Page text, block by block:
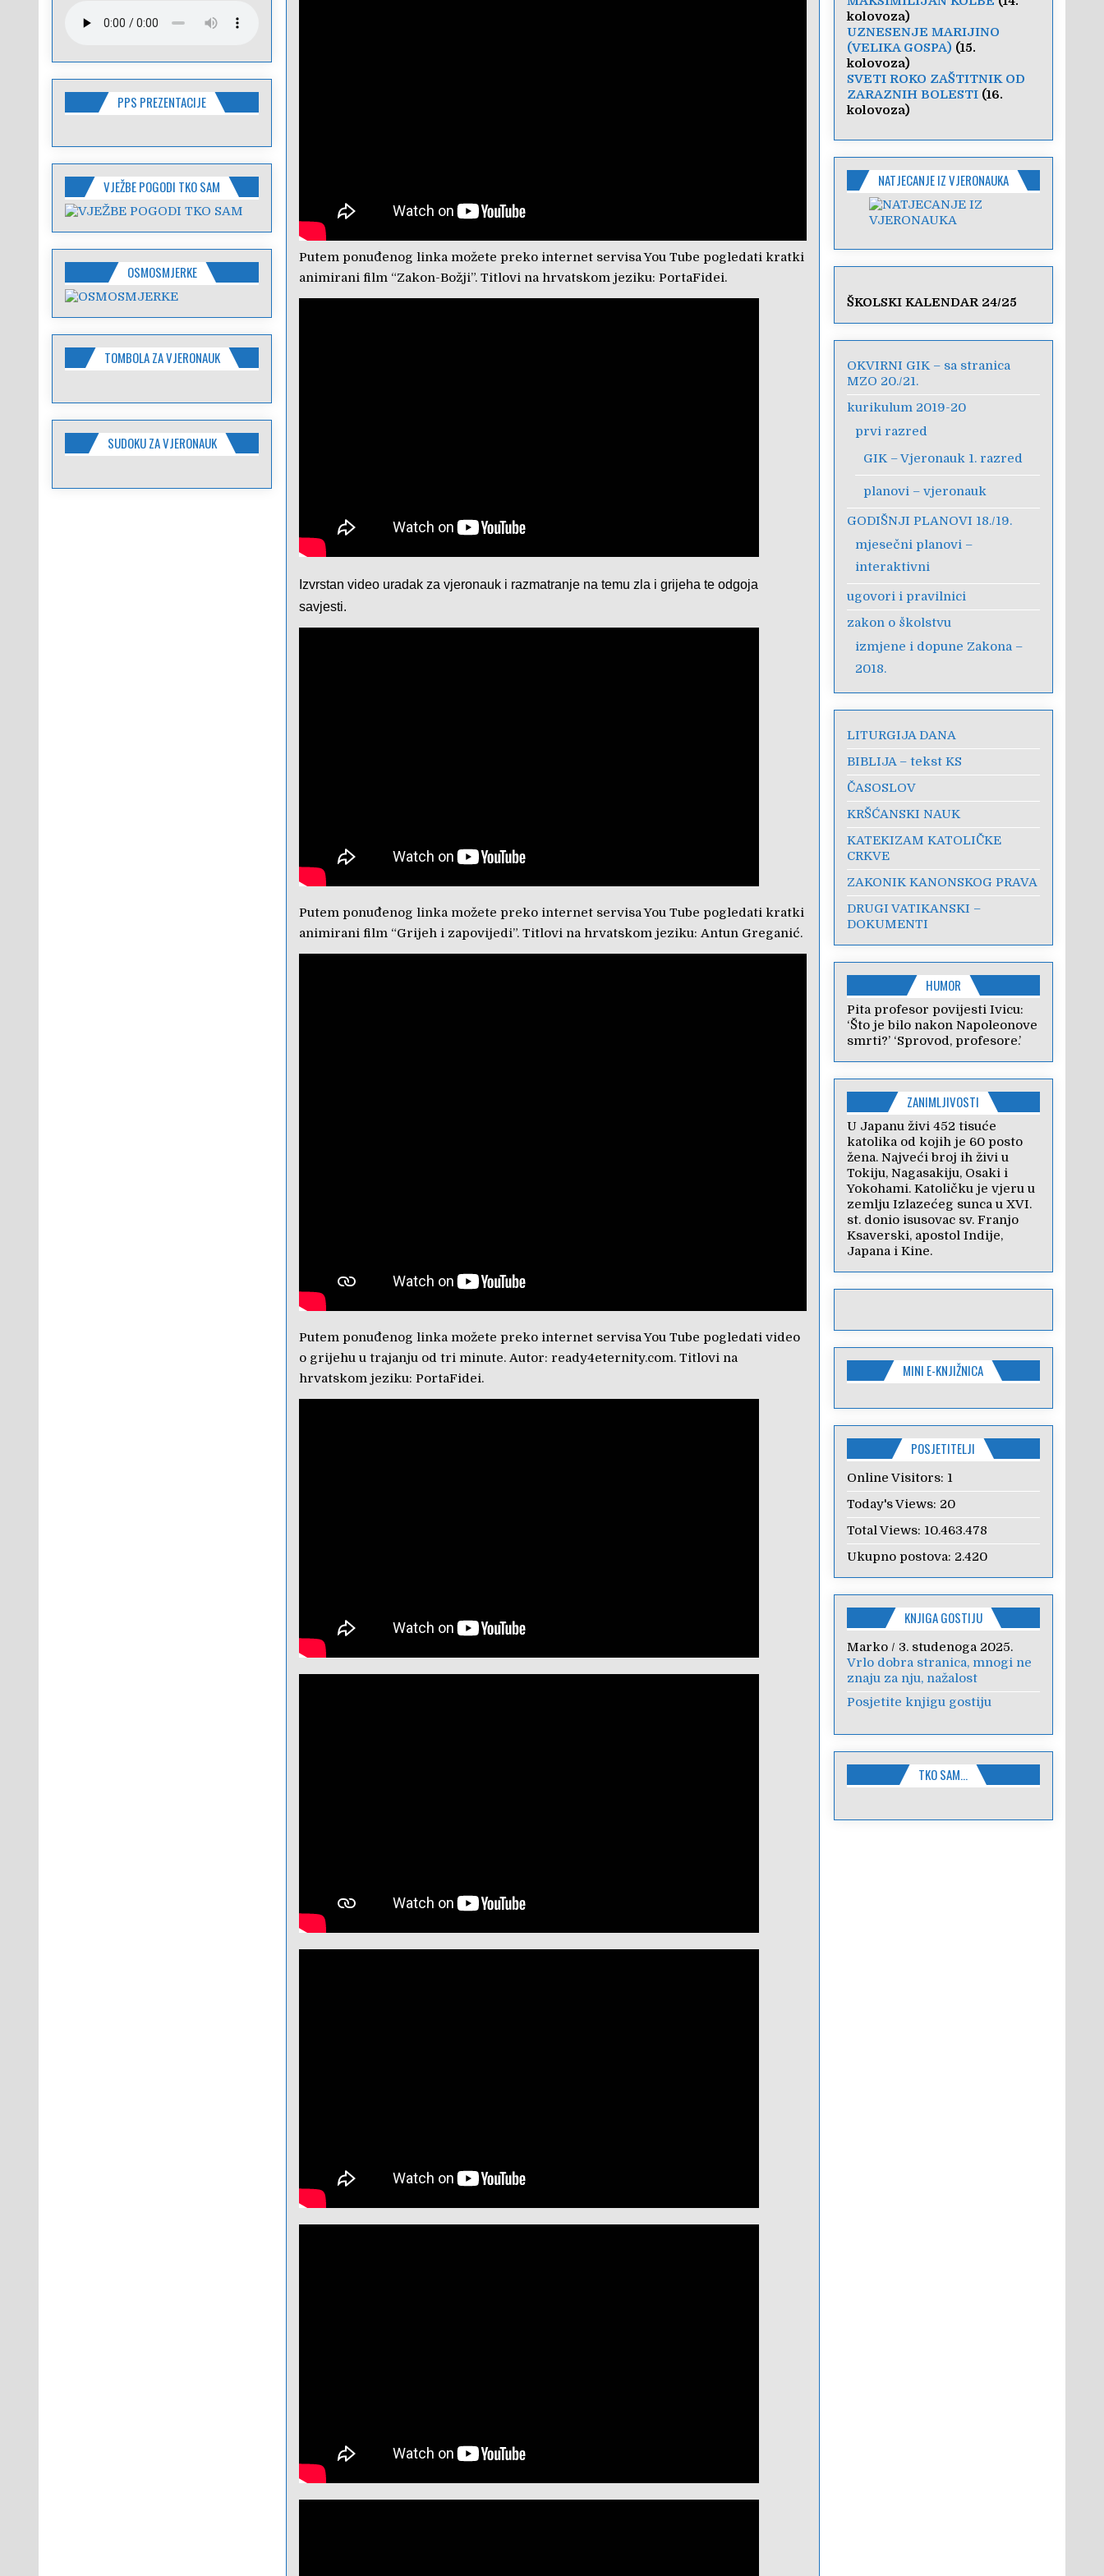
Putem ponuđenog linka možete preko internet servisa You Tube pogledati kratki
animirani film “Zakon-Božji”. Titlovi na hrvatskom jeziku: PortaFidei.
Izvrstan video uradak za vjeronauk i razmatranje na temu zla i grijeha te odgoja
savjesti.
Putem ponuđenog linka možete preko internet servisa You Tube pogledati kratki
animirani film “Grijeh i zapovijedi”. Titlovi na hrvatskom jeziku: Antun Greganić.
Putem ponuđenog linka možete preko internet servisa You Tube pogledati video
o grijehu u trajanju od tri minute. Autor: ready4eternity.com. Titlovi na
hrvatskom jeziku: PortaFidei.
PPS PREZENTACIJE
VJEŽBE POGODI TKO SAM
OSMOSMJERKE
TOMBOLA ZA VJERONAUK
SUDOKU ZA VJERONAUK
kolovoza)
UZNESENJE MARIJINO
(VELIKA GOSPA) (15.
kolovoza)
SVETI ROKO ZAŠTITNIK OD
ZARAZNIH BOLESTI(16.
kolovoza)
NATJECANJE IZ VJERONAUKA
ŠKOLSKI KALENDAR 24/25
OKVIRNI GIK – sa stranica
MZO 20./21.
kurikulum 2019-20
prvi razred
GIK – Vjeronauk 1. razred
planovi – vjeronauk
GODIŠNJI PLANOVI 18./19.
mjesečni planovi –
interaktivni
ugovori i pravilnici
zakon o školstvu
izmjene i dopune Zakona –
2018.
LITURGIJA DANA
BIBLIJA – tekst KS
ČASOSLOV
KRŠĆANSKI NAUK
KATEKIZAM KATOLIČKE
CRKVE
ZAKONIK KANONSKOG PRAVA
DRUGI VATIKANSKI –
DOKUMENTI
HUMOR
Pita profesor povijesti Ivicu:
‘Što je bilo nakon Napoleonove
smrti?’ ‘Sprovod, profesore.’
ZANIMLJIVOSTI
U Japanu živi 452 tisuće
katolika od kojih je 60 posto
žena. Najveći broj ih živi u
Tokiju, Nagasakiju, Osaki i
Yokohami. Katoličku je vjeru u
zemlju Izlazećeg sunca u XVI.
st. donio isusovac sv. Franjo
Ksaverski, apostol Indije,
Japana i Kine.
MINI E-KNJIŽNICA
POSJETITELJI
Online Visitors: 1
Today's Views: 20
Total Views: 10.463.478
Ukupno postova: 2.420
KNJIGA GOSTIJU
Marko/ 3. studenoga 2025.
Vrlo dobra stranica, mnogi ne
znaju za nju, nažalost
Posjetite knjigu gostiju
TKO SAM…